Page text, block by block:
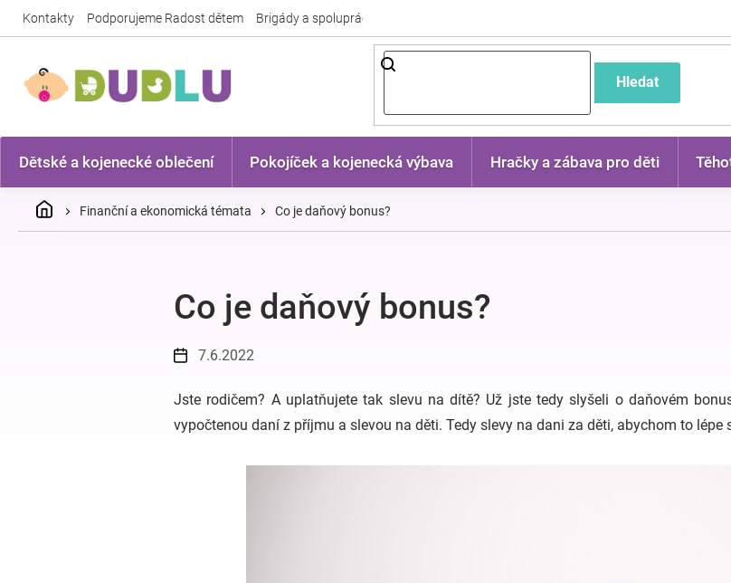
Kontakty Podporujeme Radost dětem Brigády a spolupráce
Hledat
Dětské a kojenecké oblečení Pokojíček a kojenecká výbava Hračky a zábava pro děti
DomůFinanční a ekonomická témata Co je daňový bonus?
Co je daňový bonus?
7.6.2022
Jste rodičem? A uplatňujete tak slevu na dítě? Už jste tedy slyšeli o daňovém
vypočtenou daní z příjmu a slevou na děti. Tedy slevy na dani za děti, abychom to lépe